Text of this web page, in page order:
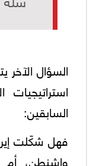
السؤال الآخر
استراتيجيات
السابقين:
فهل شكّلت
واشنطن، أم